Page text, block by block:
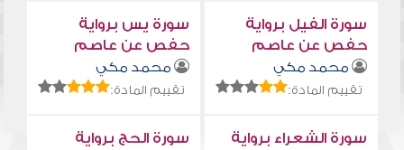
سورة الفيل برواية
حفص عن عاصم
محمد مكي
تقييم المادة:
سورة يس برواية
حفص عن عاصم
محمد مكي
تقييم المادة:
سورة الشعراء برواية
سورة الحج برواية